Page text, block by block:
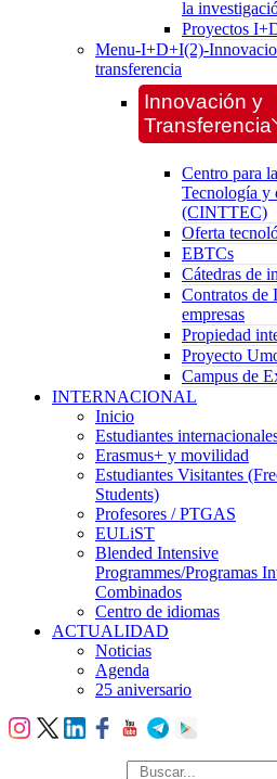
la
Proyectos
Menu-I+D+I(2)-
transferencia
Innovación y
Transferencia
Centro para
Tecnología y
(CINTTEC)
Oferta
EBTCs
Cátedras de
Contratos de
empresas
Propiedad
Proyecto
Campus de
INTERNACIONAL
Inicio
Estudiantes
Erasmus+ y movilidad
Estudiantes Visitantes
Students)
Profesores / PTGAS
EULiST
Blended Intensive
Programmes/Programas
Combinados
Centro de idiomas
ACTUALIDAD
Noticias
Agenda
25 aniversario
búsqueda